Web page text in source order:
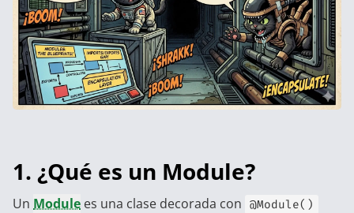
1. ¿Qué es un Module?
Un Module es una clase decorada con @Module()